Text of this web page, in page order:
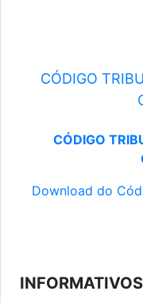
CÓDIGO
CÓDIGO
Download do
INFORMATIVOS